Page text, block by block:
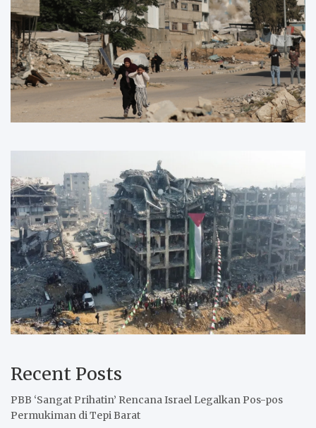
Recent Posts
PBB ‘Sangat Prihatin’ Rencana Israel Legalkan Pos-pos
Permukiman di Tepi Barat